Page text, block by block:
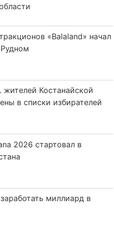
«Balaland» начал
Костанайской
в списки избирателей
2026 стартовал в
миллиард в